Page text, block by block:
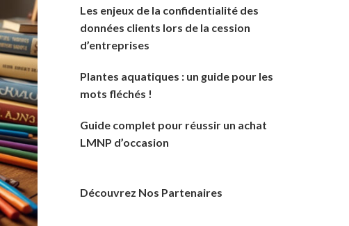
Les enjeux de la confidentialité des
données clients lors de la cession
d’entreprises
Plantes aquatiques : un guide pour les
mots fléchés !
Guide complet pour réussir un achat
LMNP d’occasion
Découvrez Nos Partenaires